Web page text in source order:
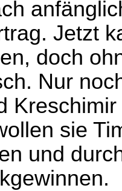
Jetzt
doch
Nur
sie
und